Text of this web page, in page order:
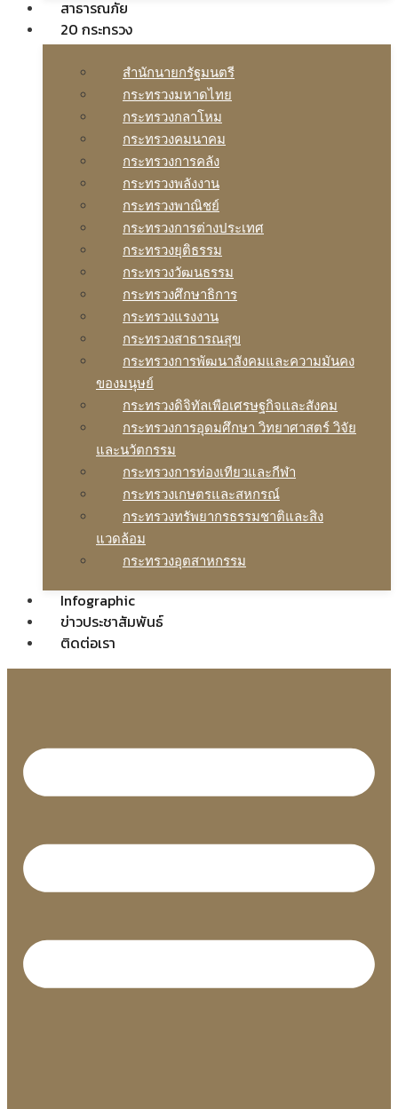
สาธารณภัย
20 กระทรวง
สํานักนายกรัฐมนตรี
กระทรวงมหาดไทย
กระทรวงกลาโหม
กระทรวงคมนาคม
กระทรวงการคลัง
กระทรวงพลังงาน
กระทรวงพาณิชย์
กระทรวงการต่างประเทศ
กระทรวงยุติธรรม
กระทรวงวัฒนธรรม
กระทรวงศึกษาธิการ
กระทรวงแรงงาน
กระทรวงสาธารณสุข
กระทรวงการพัฒนาสังคมและความมันคง
ของมนุษย์
กระทรวงดิจิทัลเพือเศรษฐกิจและสังคม
กระทรวงการอุดมศึกษา วิทยาศาสตร์ วิจัย
และนวัตกรรม
กระทรวงการท่องเทียวและกีฬา
กระทรวงเกษตรและสหกรณ์
กระทรวงทรัพยากรธรรมชาติและสิง
แวดล้อม
กระทรวงอุตสาหกรรม
Infographic
ข่าวประชาสัมพันธ์
ติดต่อเรา